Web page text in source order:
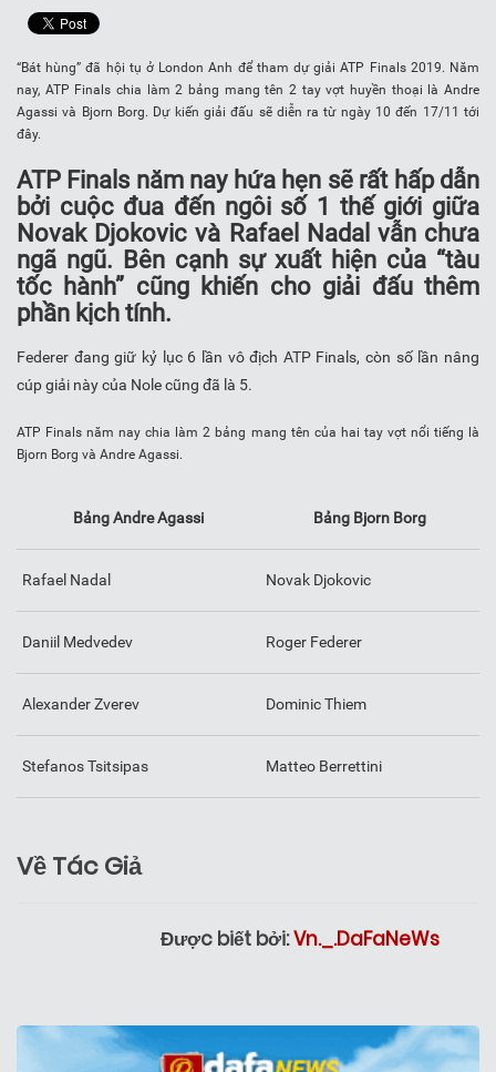
“Bát hùng” đã hội tụ ở London Anh để tham dự giải ATP Finals 2019. Năm
nay, ATP Finals chia làm 2 bảng mang tên 2 tay vợt huyền thoại là Andre
Agassi và Bjorn Borg. Dự kiến giải đấu sẽ diễn ra từ ngày 10 đến 17/11 tới
đây.
ATP Finals năm nay hứa hẹn sẽ rất hấp dẫn
bởi cuộc đua đến ngôi số 1 thế giới giữa
Novak Djokovic và Rafael Nadal vẫn chưa
ngã ngũ. Bên cạnh sự xuất hiện của “tàu
tốc hành” cũng khiến cho giải đấu thêm
phần kịch tính.
Federer đang giữ kỷ lục 6 lần vô địch ATP Finals, còn số lần nâng
cúp giải này của Nole cũng đã là 5.
ATP Finals năm nay chia làm 2 bảng mang tên của hai tay vợt nổi tiếng là
Bjorn Borg và Andre Agassi.
Bảng Andre Agassi Bảng Bjorn Borg
Rafael Nadal Novak Djokovic
Daniil Medvedev Roger Federer
Alexander Zverev Dominic Thiem
Stefanos Tsitsipas Matteo Berrettini
Về Tác Giả
Được biết bởi:Vn._.DaFaNeWs